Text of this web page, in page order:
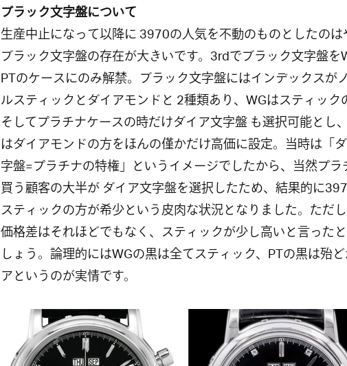
ブラック文字盤について
生産中止になって以降に 3970の人気を不動のものとしたの
ブラック文字盤の存在が大きいです。3rdでブラック文字盤を
PTのケースにのみ解禁。ブラック文字盤にはインデックスが
ルスティックとダイアモンドと 2種類あり、WGはスティック
そしてプラチナケースの時だけダイア文字盤 も選択可能とし
はダイアモンドの方をほんの僅かだけ高価に設定。当時は「
字盤=プラチナの特権」というイメージでしたから、当然プ
買う顧客の大半が ダイア文字盤を選択したため、結果的に
スティックの方が希少という皮肉な状況となりました。ただ
価格差はそれほどでもなく、スティックが少し高いと言った
しょう。論理的にはWGの黒は全てスティック、PTの黒は殆
アというのが実情です。